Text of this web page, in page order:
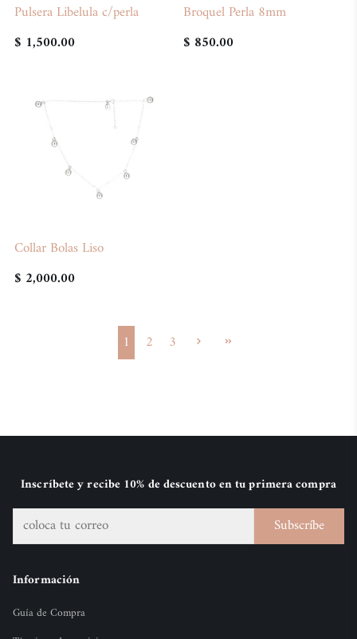
Pulsera Libelula c/perla
$ 1,500.00
Broquel Perla 8mm
$ 850.00
Collar Bolas Liso
$ 2,000.00
1 2 3
Inscríbete y recibe 10% de descuento en tu primera compra
Subscríbe
Información
Guía de Compra